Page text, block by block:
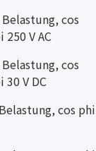
cos
V AC
cos
V DC
cos phi